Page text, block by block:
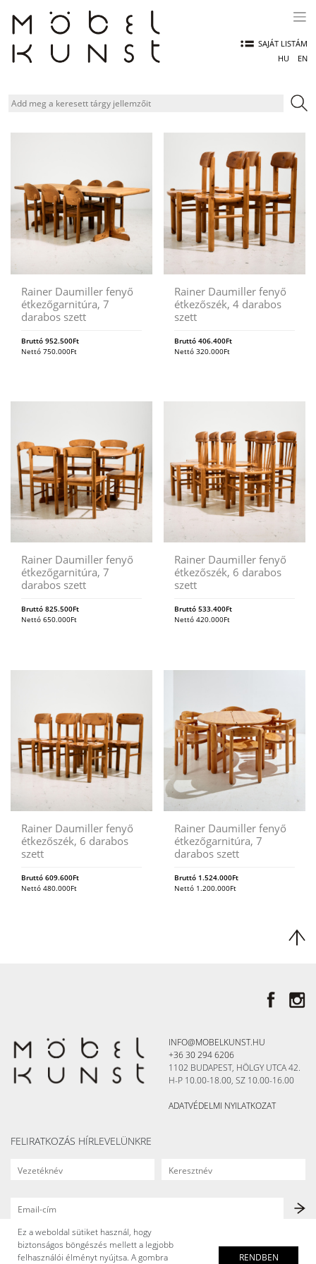
content
SAJÁT LISTÁM
HU
EN
Rainer Daumiller fenyő
étkezőgarnitúra, 7
darabos szett
Bruttó 952.500Ft
Nettó 750.000Ft
Rainer Daumiller fenyő
étkezőszék, 4 darabos
szett
Bruttó406.400Ft
Nettó320.000Ft
Rainer Daumiller fenyő
étkezőgarnitúra, 7
darabos szett
Bruttó 825.500Ft
Nettó 650.000Ft
Rainer Daumiller fenyő
étkezőszék, 6 darabos
szett
Bruttó533.400Ft
Nettó420.000Ft
Rainer Daumiller fenyő
étkezőszék, 6 darabos
szett
Bruttó 609.600Ft
Nettó 480.000Ft
Rainer Daumiller fenyő
étkezőgarnitúra, 7
darabos szett
Bruttó 1.524.000Ft
Nettó 1.200.000Ft
INFO@MOBELKUNST.HU
+36 30 294 6206
1102 BUDAPEST, HÖLGY UTCA 42.
H-P 10.00-18.00, SZ 10.00-16.00
ADATVÉDELMI NYILATKOZAT
FELIRATKOZÁS HÍRLEVELÜNKRE
Ez a weboldal sütiket használ, hogy
biztonságos böngészés mellett a legjobb
felhasználói élményt nyújtsa. A gombra
RENDBEN